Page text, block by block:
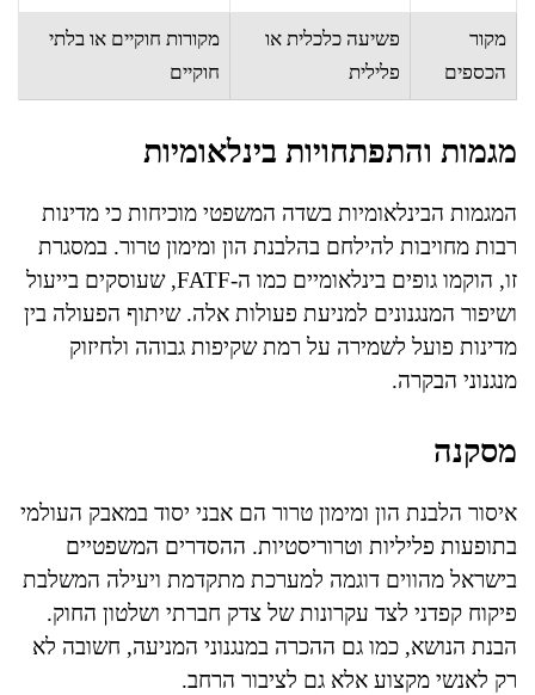
מקור
הכספים
פשיעה כלכלית או
פלילית
מקורות חוקיים או בלתי
חוקיים
מגמות והתפתחויות בינלאומיות
המגמות הבינלאומיות בשדה המשפטי מוכיחות כי מדינות
רבות מחויבות להילחם בהלבנת הון ומימון טרור. במסגרת
זו, הוקמו גופים בינלאומיים כמו ה-FATF, שעוסקים בייעול
ושיפור המנגנונים למניעת פעולות אלה. שיתוף הפעולה בין
מדינות פועל לשמירה על רמת שקיפות גבוהה ולחיזוק
מנגנוני הבקרה.
מסקנה
איסור הלבנת הון ומימון טרור הם אבני יסוד במאבק העולמי
בתופעות פליליות וטרוריסטיות. ההסדרים המשפטיים
בישראל מהווים דוגמה למערכת מתקדמת ויעילה המשלבת
פיקוח קפדני לצד עקרונות של צדק חברתי ושלטון החוק.
הבנת הנושא, כמו גם ההכרה במנגנוני המניעה, חשובה לא
רק לאנשי מקצוע אלא גם לציבור הרחב.